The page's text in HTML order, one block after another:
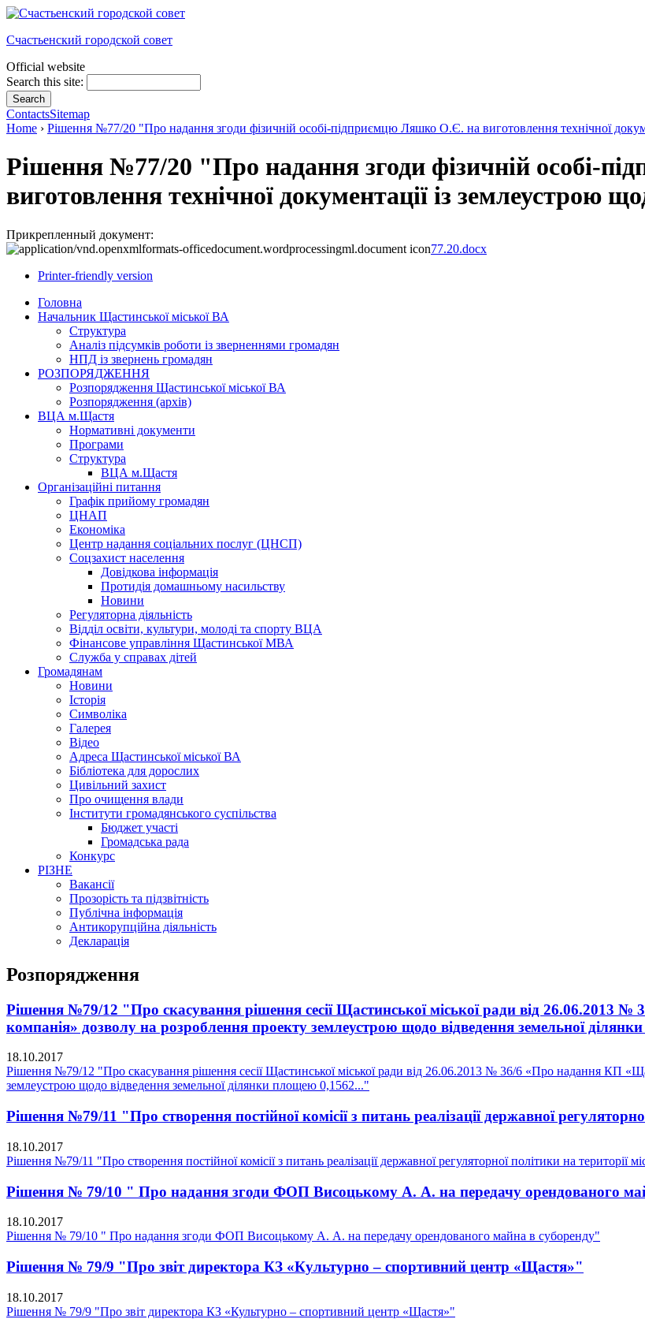
Счастьенский городской совет
Official website
Search this site:
ContactsSitemap
Home › Рішення №77/20 "Про надання згоди фізичній особі-підприємцю Ляшко О.Є. на виготовлення технічної
Рішення №77/20 "Про надання згоди фізичній особі-
виготовлення технічної документації із землеустрою
Прикрепленный документ:
77.20.docx
Printer-friendly version
Головна
Начальник Щастинської міської ВА
Структура
Аналіз підсумків роботи із зверненнями громадян
НПД із звернень громадян
РОЗПОРЯДЖЕННЯ
Розпорядження Щастинської міської ВА
Розпорядження (архів)
ВЦА м.Щастя
Нормативні документи
Програми
Структура
ВЦА м.Щастя
Організаційні питання
Графік прийому громадян
ЦНАП
Економіка
Центр надання соціальних послуг (ЦНСП)
Соцзахист населення
Довідкова інформація
Протидія домашньому насильству
Новини
Регуляторна діяльність
Відділ освіти, культури, молоді та спорту ВЦА
Фінансове управління Щастинської МВА
Служба у справах дітей
Громадянам
Новини
Історія
Символіка
Галерея
Відео
Адреса Щастинської міської ВА
Бібліотека для дорослих
Цивільний захист
Про очищення влади
Інститути громадянського суспільства
Бюджет участі
Громадська рада
Конкурс
РІЗНЕ
Вакансії
Прозорість та підзвітність
Публічна інформація
Антикорупційна діяльність
Декларація
Розпорядження
Рішення №79/12 "Про скасування рішення сесії Щастинської міської ради від 26.06.2013
компанія» дозволу на розроблення проекту землеустрою щодо відведення земельної
18.10.2017
Рішення №79/12 "Про скасування рішення сесії Щастинської міської ради від 26.06.2013 № 36/6 «Про надання КП
землеустрою щодо відведення земельної ділянки площею 0,1562..."
Рішення №79/11 "Про створення постійної комісії з питань реалізації державної
18.10.2017
Рішення №79/11 "Про створення постійної комісії з питань реалізації державної регуляторної політики на території
Рішення № 79/10 " Про надання згоди ФОП Висоцькому А. А. на передачу орендованого
18.10.2017
Рішення № 79/10 " Про надання згоди ФОП Висоцькому А. А. на передачу орендованого майна в суборенду"
Рішення № 79/9 "Про звіт директора КЗ «Культурно – спортивний центр «Щастя»"
18.10.2017
Рішення № 79/9 "Про звіт директора КЗ «Культурно – спортивний центр «Щастя»"